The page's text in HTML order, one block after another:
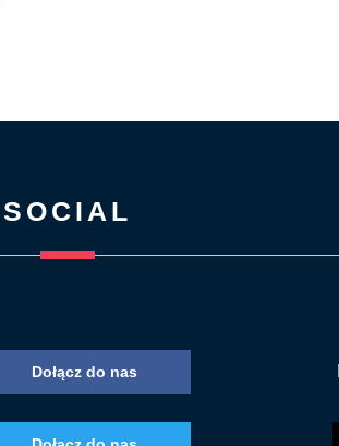
SOCIAL
Dołącz do nas